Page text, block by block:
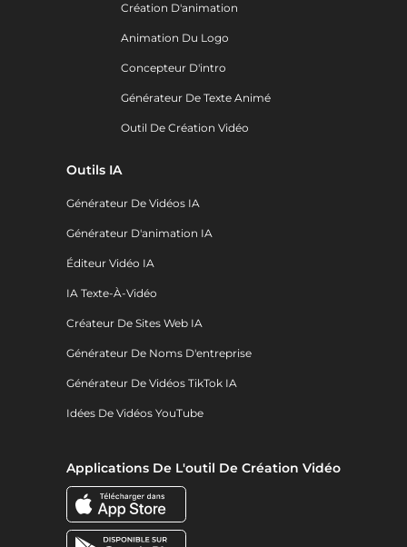
Création D'animation
Animation Du Logo
Concepteur D'intro
Générateur De Texte Animé
Outil De Création Vidéo
Outils IA
Générateur De Vidéos IA
Générateur D'animation IA
Éditeur Vidéo IA
IA Texte-À-Vidéo
Créateur De Sites Web IA
Générateur De Noms D'entreprise
Générateur De Vidéos TikTok IA
Idées De Vidéos YouTube
Applications De L'outil De Création Vidéo